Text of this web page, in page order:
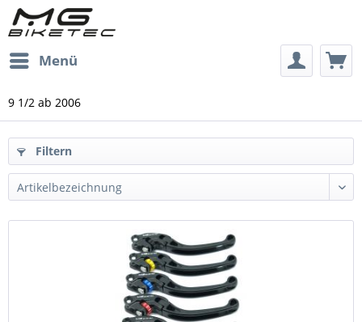
Menü
9 1/2 ab 2006
Filtern